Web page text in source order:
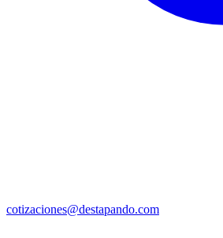
cotizaciones@destapando.com